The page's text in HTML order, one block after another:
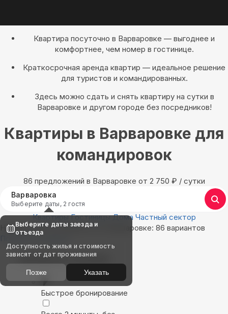
Квартира посуточно в Варваровке — выгоднее и
комфортнее, чем номер в гостинице.
Краткосрочная аренда квартир — идеальное решение
для туристов и командированных.
Здесь можно сдать и снять квартиру на сутки в
Варваровке и другом городе без посредников!
Квартиры в Варваровке для
командировок
86 предложений в Варваровке oт 2 750 ₽ / сутки
Варваровка
Выберите даты, 2 гостя
Квартиры Гостиницы Дома Частный сектор
Найдём, где остановиться в Варваровке: 86 вариантов
Показать на карте
Выбирайте лучшее
Быстрое бронирование
Выберите даты заезда и
отъезда
Доступность жилья и стоимость
зависят от дат проживания
Позже Указать